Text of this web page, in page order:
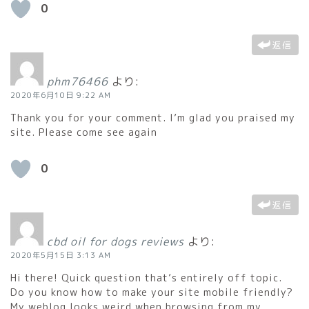
0
返信
phm76466 より:
2020年6月10日 9:22 AM
Thank you for your comment. I’m glad you praised my
site. Please come see again
0
返信
cbd oil for dogs reviews より:
2020年5月15日 3:13 AM
Hi there! Quick question that’s entirely off topic.
Do you know how to make your site mobile friendly?